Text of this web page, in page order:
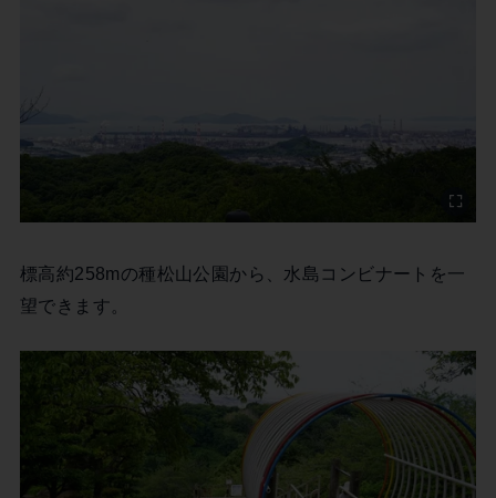
標高約258mの種松山公園から、水島コンビナートを一
望できます。